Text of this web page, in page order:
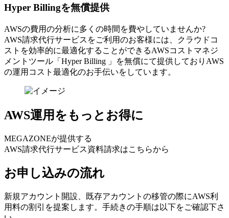
Hyper Billingを無償提供
AWSの費⽤の分析に多くの時間を費やしていませんか?
AWS請求代⾏サービスをご利⽤のお客様には、クラウドコ
ストを効率的に最適化することができるAWSコストマネジ
メントツール「Hyper Billing 」を無償にて提供しておりAWS
の運⽤コスト最適化のお⼿伝いをしています。
AWS運用をもっとお得に
MEGAZONEが提供する
AWS請求代行サービス資料請求はこちらから
お申し込みの流れ
新規アカウント開設、既存アカウントの移管の際にAWS利
用料の割引を提案します。手続きの手順は以下をご確認下さ